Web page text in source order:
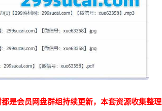
是会员网盘群组持续更新，本套资源收集整理